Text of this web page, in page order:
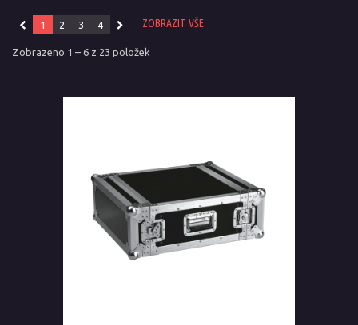
ZOBRAZIT VŠE
1 2 3 4
Zobrazeno 1 – 6 z 23 položek